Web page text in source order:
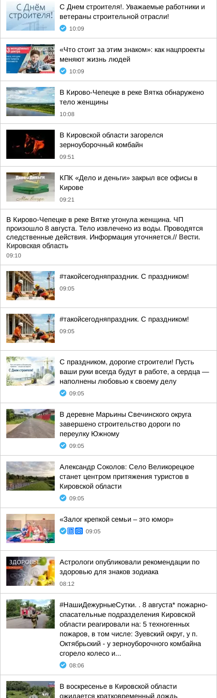
С Днем строителя!. Уважаемые работники и
ветераны строительной отрасли!
10:09
«Что стоит за этим знаком»: как нацпроекты
меняют жизнь людей
10:09
В Кирово-Чепецке в реке Вятка обнаружено
тело женщины
10:08
В Кировской области загорелся
зерноуборочный комбайн
09:51
КПК «Дело и деньги» закрыл все офисы в
Кирове
09:21
В Кирово-Чепецке в реке Вятке утонула женщина. ЧП
произошло 8 августа. Тело извлечено из воды. Проводятся
следственные действия. Информация уточняется.// Вести.
Кировская область
09:10
#такойсегодняпраздник. С праздником!
09:05
#такойсегодняпраздник. С праздником!
09:05
С праздником, дорогие строители! Пусть
ваши руки всегда будут в работе, а сердца —
наполнены любовью к своему делу
09:05
В деревне Марьины Свечинского округа
завершено строительство дороги по
переулку Южному
09:05
Александр Соколов: Село Великорецкое
станет центром притяжения туристов в
Кировской области
09:05
«Залог крепкой семьи – это юмор»
09:05
Астрологи опубликовали рекомендации по
здоровью для знаков зодиака
08:12
#НашиДежурныеСутки. . 8 августа* пожарно-
спасательные подразделения Кировской
области реагировали на: 5 техногенных
пожаров, в том числе: Зуевский округ, у п.
Октябрьский - у зерноуборочного комбайна
сгорело колесо и...
08:06
В воскресенье в Кировской области
ожидается кратковременный дождь